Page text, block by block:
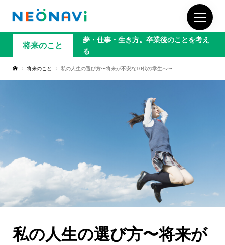
将来のこと
夢・仕事・生き方。卒業後のことを考え
る
将来のこと 私の人生の選び方〜将来が不安な10代の学生へ〜
私の人生の選び方〜将来が